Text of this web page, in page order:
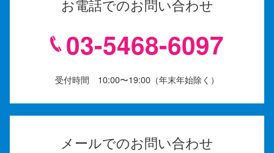
お電話でのお問い合わせ
03-5468-6097
受付時間 10:00〜19:00（年末年始除く）
メールでのお問い合わせ